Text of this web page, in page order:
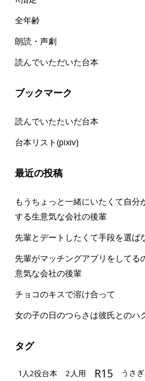
全年齢
朗読・声劇
読んでいただいた台本
ブックマーク
読んでいたたいだ台本
台本リスト(pixiv)
最近の投稿
もうちょっと一緒にいたくて自分
する生意気な会社の後輩
先輩とデートしたくて手段を選ば
先輩がマッチングアプリをしてる
意気な会社の後輩
チョコのキスで溶け合って
女の子の日のつらさは彼氏とのハ
タグ
1人2役台本 2人用 R15 うさ